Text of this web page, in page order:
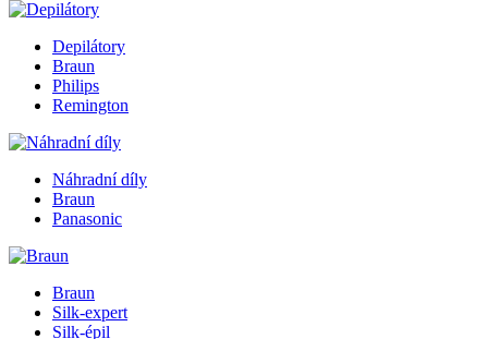
Depilátory
Braun
Philips
Remington
Náhradní díly
Braun
Panasonic
Braun
Silk-expert
Silk-épil